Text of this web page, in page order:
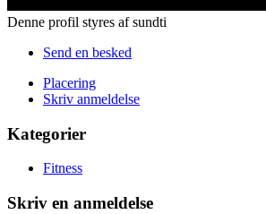
Denne profil styres af sundti
Send en besked
Placering
Skriv anmeldelse
Kategorier
Fitness
Skriv en anmeldelse